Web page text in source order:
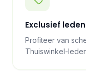
Exclusief
Profiteer van
Thuiswinkel-